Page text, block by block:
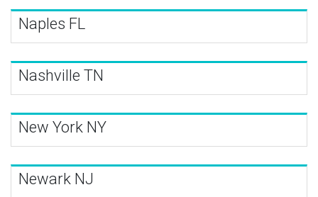
Naples FL
Nashville TN
New York NY
Newark NJ